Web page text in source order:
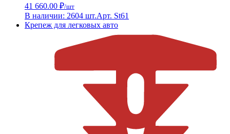
41 660.00 ₽/шт
В наличии: 2604 шт.Арт. St61
Крепеж для легковых авто